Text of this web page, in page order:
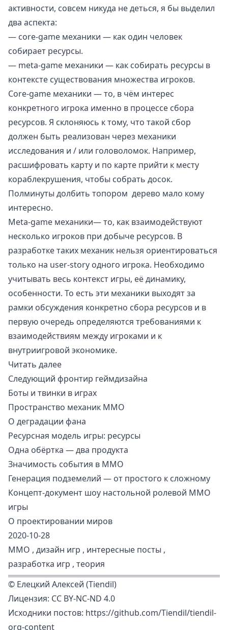
активности, совсем никуда не деться, я бы выделил
два аспекта:
— core-game механики — как один человек
собирает ресурсы.
— meta-game механики — как собирать ресурсы в
контексте существования множества игроков.
Core-game механики — то, в чём интерес
конкретного игрока именно в процессе сбора
ресурсов. Я склоняюсь к тому, что такой сбор
должен быть реализован через механики
исследования и / или головоломок. Например,
расшифровать карту и по карте прийти к месту
кораблекрушения, чтобы собрать досок.
Полминуты долбить топором дерево мало кому
интересно.
Meta-game механики— то, как взаимодействуют
несколько игроков при добыче ресурсов. В
разработке таких механик нельзя ориентироваться
только на user-story одного игрока. Необходимо
учитывать весь контекст игры, её динамику,
особенности. То есть эти механики выходят за
рамки обсуждения конкретно сбора ресурсов и в
первую очередь определяются требованиями к
взаимодействиям между игроками и к
внутриигровой экономике.
Читать далее
Следующий фронтир геймдизайна
Боты и твинки в играх
Пространство механик ММО
О деградации фана
Ресурсная модель игры: ресурсы
Одна обёртка — два продукта
Значимость события в ММО
Генерация подземелий — от простого к сложному
Концепт-документ шоу настольной ролевой MMO
игры
О проектировании миров
2020-10-28
ММО , дизайн игр , интересные посты ,
разработка игр , теория
© Елецкий Алексей (Tiendil)
Лицензия: CC BY-NC-ND 4.0
Исходники постов: https://github.com/Tiendil/tiendil-
org-content